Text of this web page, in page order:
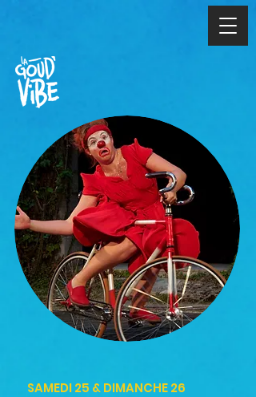
SAMEDI 25 & DIMANCHE 26